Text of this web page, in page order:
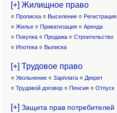
[+] Жилищное право
○ Прописка ○ Выселение ○ Регистрация
○ Жилье ○ Приватизация ○ Аренда
○ Покупка ○ Продажа ○ Строительство
○ Ипотека ○ Выписка
[+] Трудовое право
○ Увольнение ○ Зарплата ○ Декрет
○ Трудовой договор ○ Пенсия ○ Отпуск
[+] Защита прав потребителей